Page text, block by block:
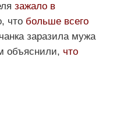
зажало в
что больше всего
заразила мужа
объяснили, что